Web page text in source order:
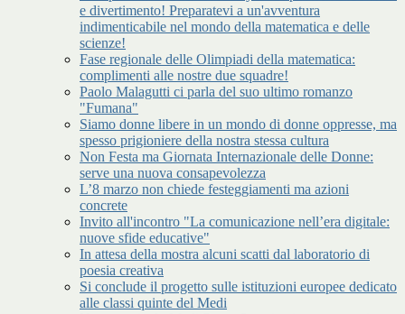
e divertimento! Preparatevi a un'avventura
indimenticabile nel mondo della matematica e delle
scienze!
Fase regionale delle Olimpiadi della matematica:
complimenti alle nostre due squadre!
Paolo Malagutti ci parla del suo ultimo romanzo
"Fumana"
Siamo donne libere in un mondo di donne oppresse, ma
spesso prigioniere della nostra stessa cultura
Non Festa ma Giornata Internazionale delle Donne:
serve una nuova consapevolezza
L’8 marzo non chiede festeggiamenti ma azioni
concrete
Invito all'incontro "La comunicazione nell’era digitale:
nuove sfide educative"
In attesa della mostra alcuni scatti dal laboratorio di
poesia creativa
Si conclude il progetto sulle istituzioni europee dedicato
alle classi quinte del Medi